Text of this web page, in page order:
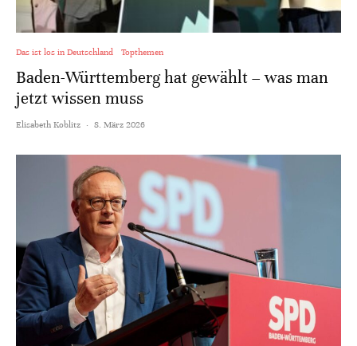
Das ist los in Deutschland Topthemen
Baden-Württemberg hat gewählt – was man
jetzt wissen muss
Elisabeth Koblitz · 8. März 2026